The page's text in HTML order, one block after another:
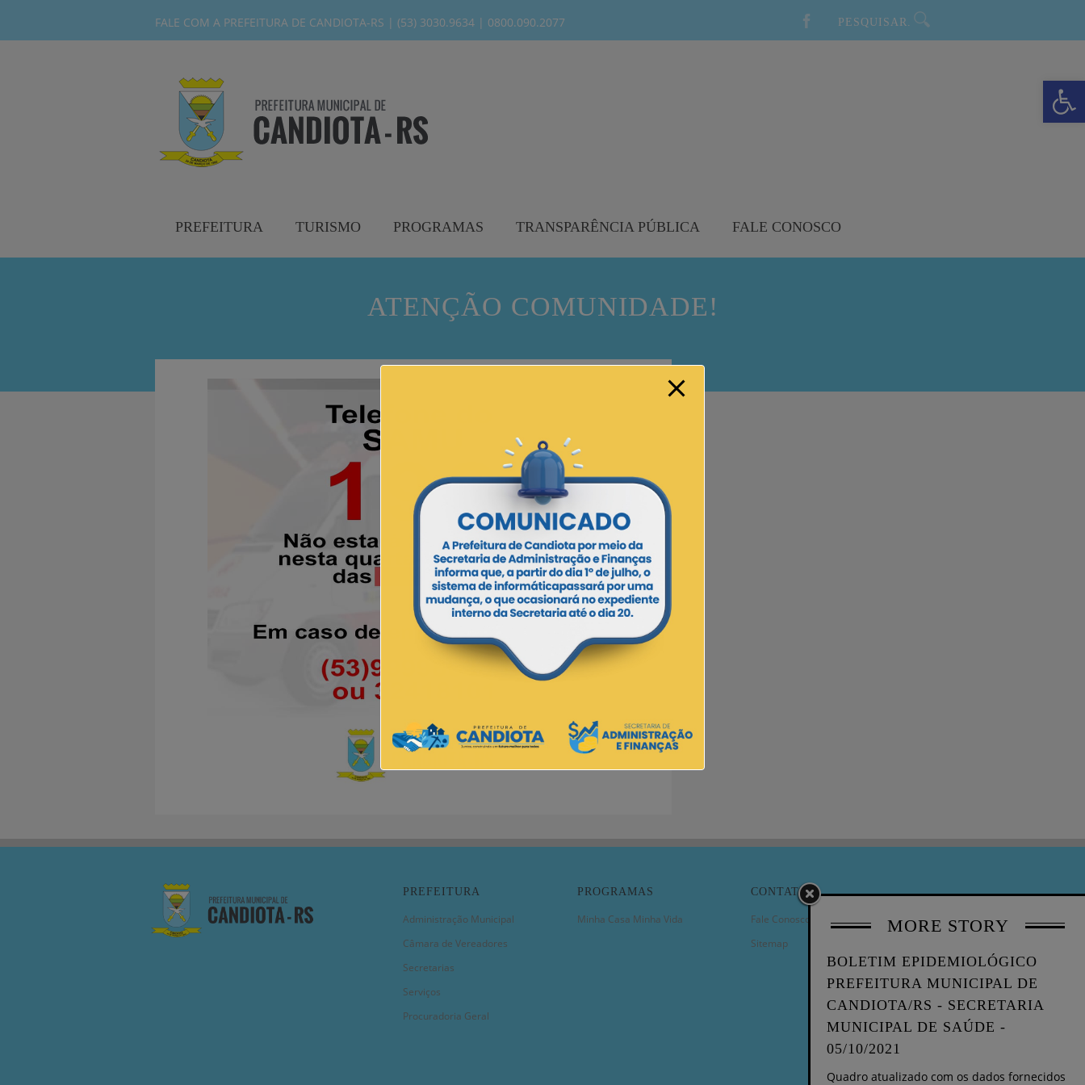
Barra de Ferramentas Aberta
FALE COM A PREFEITURA DE CANDIOTA-RS | (53) 3030.9634 | 0800.090.2077
PREFEITURA TURISMO PROGRAMAS TRANSPARÊNCIA PÚBLICA FALE CONOSCO
ATENÇÃO COMUNIDADE!
MORE STORY
BOLETIM EPIDEMIOLÓGICO
PREFEITURA MUNICIPAL DE
CANDIOTA/RS - SECRETARIA
MUNICIPAL DE SAÚDE -
05/10/2021
Quadro atualizado com os dados fornecidos
PREFEITURA
Administração Municipal
Câmara de Vereadores
Secretarias
Serviços
Procuradoria Geral
PROGRAMAS
Minha Casa Minha Vida
CONTATO
Fale Conosco
Sitemap